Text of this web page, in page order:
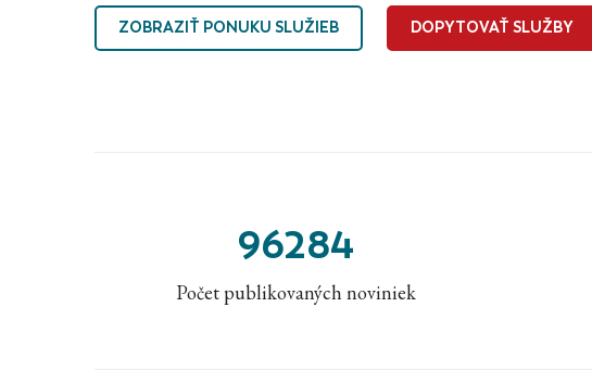
ZOBRAZIŤ PONUKU SLUŽIEB DOPYTOVAŤ SLUŽBY
96284
Počet publikovaných noviniek